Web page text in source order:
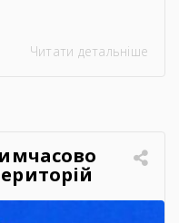
Читати детальніше